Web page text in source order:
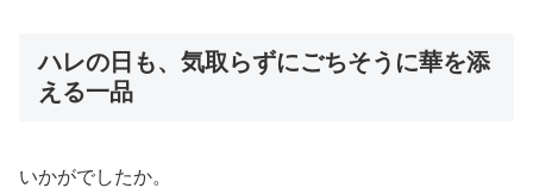
ハレの日も、気取らずにごちそうに華を添
える一品
いかがでしたか。